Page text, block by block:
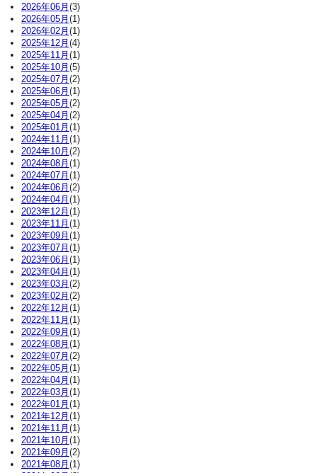
2026年06月(3)
2026年05月(1)
2026年02月(1)
2025年12月(4)
2025年11月(1)
2025年10月(5)
2025年07月(2)
2025年06月(1)
2025年05月(2)
2025年04月(2)
2025年01月(1)
2024年11月(1)
2024年10月(2)
2024年08月(1)
2024年07月(1)
2024年06月(2)
2024年04月(1)
2023年12月(1)
2023年11月(1)
2023年09月(1)
2023年07月(1)
2023年06月(1)
2023年04月(1)
2023年03月(2)
2023年02月(2)
2022年12月(1)
2022年11月(1)
2022年09月(1)
2022年08月(1)
2022年07月(2)
2022年05月(1)
2022年04月(1)
2022年03月(1)
2022年01月(1)
2021年12月(1)
2021年11月(1)
2021年10月(1)
2021年09月(2)
2021年08月(1)